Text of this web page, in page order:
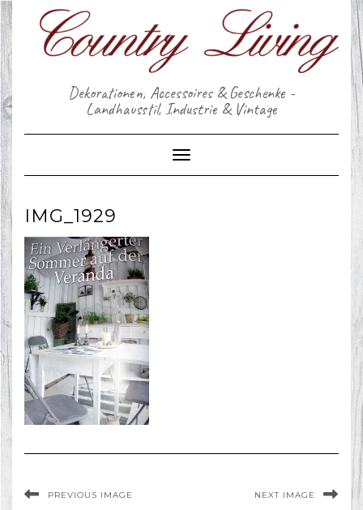
Skip
to
content
Dekorationen, Accessoires & Geschenke -
Landhausstil, Industrie & Vintage
Toggle Navigation
IMG_1929
PREVIOUS IMAGE NEXT IMAGE